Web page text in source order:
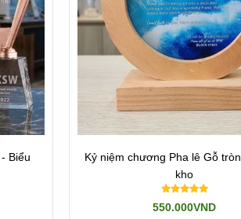
Biểu
Kỷ niệm chương Pha lê Gỗ
kho
550.000VND